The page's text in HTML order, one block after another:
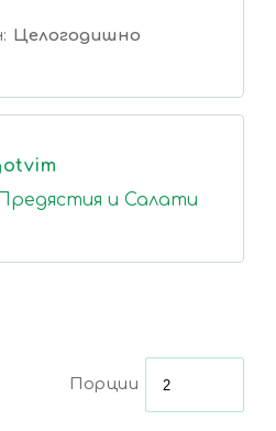
Целогодишно
и Салати
Порции